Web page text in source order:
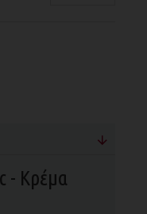
- Κρέμα